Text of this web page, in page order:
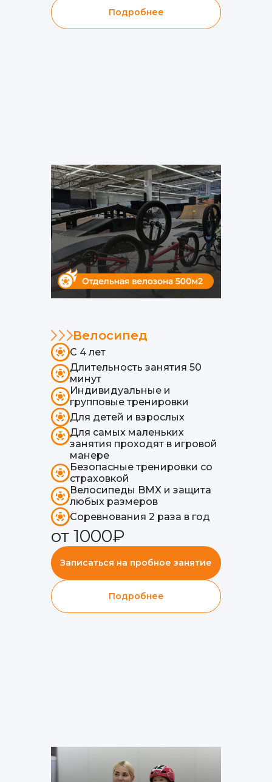
Подробнее
Велосипед
С 4 лет
Длительность занятия 50
минут
Индивидуальные и
групповые тренировки
Для детей и взрослых
Для самых маленьких
занятия проходят в игровой
манере
Безопасные тренировки со
страховкой
Велосипеды BMX и защита
любых размеров
Соревнования 2 раза в год
от 1000₽
Записаться на пробное занятие
Подробнее